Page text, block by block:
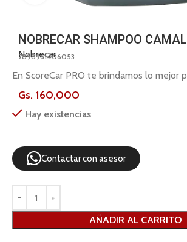
NOBRECAR SHAMPOO
Nobrecar
7898961406053
En ScoreCar PRO te brindamos lo mejor
Gs. 160,000
Hay existencias
Contactar con asesor
AÑADIR AL CARRITO